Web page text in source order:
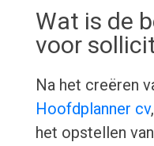
Wat is de
voor
Na het creëren
Hoofdplanner cv
het opstellen